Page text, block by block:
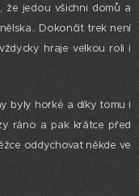
že jedou všichni domů a
Dokončit trek není
hraje velkou roli i
byly horké a díky tomu i
ráno a pak krátce před
oddychovat někde ve